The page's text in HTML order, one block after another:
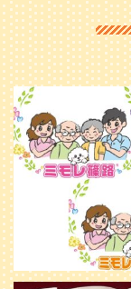
利用者様やご家族の皆
みや温かさが伝わるよ
を目指し、ミモレのイ
く作...
20